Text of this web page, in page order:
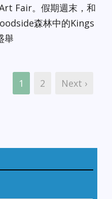
Fair。假期週末，和
森林中的Kings
舉
1 2 Next ›